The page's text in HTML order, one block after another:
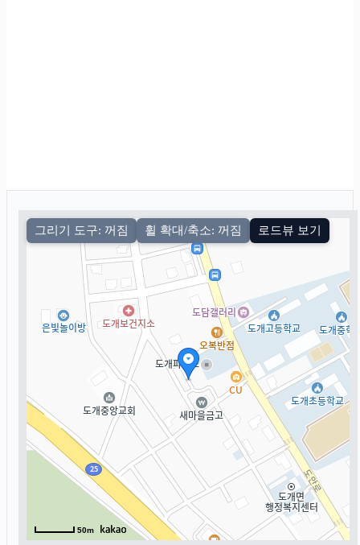
50m
그리기 도구: 꺼짐 휠 확대/축소: 꺼짐 로드뷰 보기